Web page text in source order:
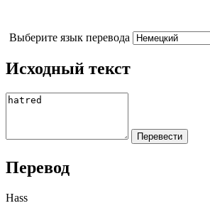
Выберите язык перевода
Исходный текст
Перевод
Hass